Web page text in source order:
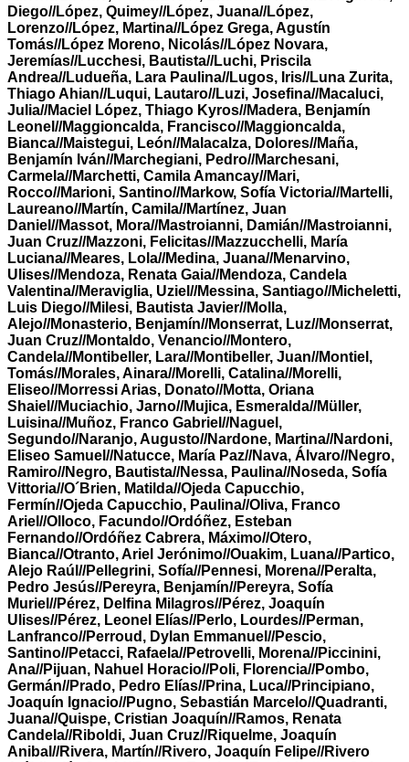
Diego//López, Quimey//López, Juana//López,
Lorenzo//López, Martina//López Grega, Agustín
Tomás//López Moreno, Nicolás//López Novara,
Jeremías//Lucchesi, Bautista//Luchi, Priscila
Andrea//Ludueña, Lara Paulina//Lugos, Iris//Luna Zurita,
Thiago Ahian//Luqui, Lautaro//Luzi, Josefina//Macaluci,
Julia//Maciel López, Thiago Kyros//Madera, Benjamín
Leonel//Maggioncalda, Francisco//Maggioncalda,
Bianca//Maistegui, León//Malacalza, Dolores//Maña,
Benjamín Iván//Marchegiani, Pedro//Marchesani,
Carmela//Marchetti, Camila Amancay//Mari,
Rocco//Marioni, Santino//Markow, Sofía Victoria//Martelli,
Laureano//Martín, Camila//Martínez, Juan
Daniel//Massot, Mora//Mastroianni, Damián//Mastroianni,
Juan Cruz//Mazzoni, Felicitas//Mazzucchelli, María
Luciana//Meares, Lola//Medina, Juana//Menarvino,
Ulises//Mendoza, Renata Gaia//Mendoza, Candela
Valentina//Meraviglia, Uziel//Messina, Santiago//Micheletti,
Luis Diego//Milesi, Bautista Javier//Molla,
Alejo//Monasterio, Benjamín//Monserrat, Luz//Monserrat,
Juan Cruz//Montaldo, Venancio//Montero,
Candela//Montibeller, Lara//Montibeller, Juan//Montiel,
Tomás//Morales, Ainara//Morelli, Catalina//Morelli,
Eliseo//Morressi Arias, Donato//Motta, Oriana
Shaiel//Muciachio, Jarno//Mujica, Esmeralda//Müller,
Luisina//Muñoz, Franco Gabriel//Naguel,
Segundo//Naranjo, Augusto//Nardone, Martina//Nardoni,
Eliseo Samuel//Natucce, María Paz//Nava, Álvaro//Negro,
Ramiro//Negro, Bautista//Nessa, Paulina//Noseda, Sofía
Vittoria//O´Brien, Matilda//Ojeda Capucchio,
Fermín//Ojeda Capucchio, Paulina//Oliva, Franco
Ariel//Olloco, Facundo//Ordóñez, Esteban
Fernando//Ordóñez Cabrera, Máximo//Otero,
Bianca//Otranto, Ariel Jerónimo//Ouakim, Luana//Partico,
Alejo Raúl//Pellegrini, Sofía//Pennesi, Morena//Peralta,
Pedro Jesús//Pereyra, Benjamín//Pereyra, Sofía
Muriel//Pérez, Delfina Milagros//Pérez, Joaquín
Ulises//Pérez, Leonel Elías//Perlo, Lourdes//Perman,
Lanfranco//Perroud, Dylan Emmanuel//Pescio,
Santino//Petacci, Rafaela//Petrovelli, Morena//Piccinini,
Ana//Pijuan, Nahuel Horacio//Poli, Florencia//Pombo,
Germán//Prado, Pedro Elías//Prina, Luca//Principiano,
Joaquín Ignacio//Pugno, Sebastián Marcelo//Quadranti,
Juana//Quispe, Cristian Joaquín//Ramos, Renata
Candela//Riboldi, Juan Cruz//Riquelme, Joaquín
Anibal//Rivera, Martín//Rivero, Joaquín Felipe//Rivero